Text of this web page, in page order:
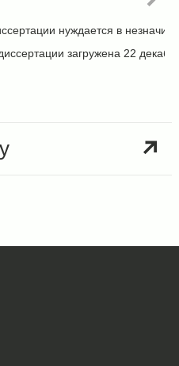
нуждается в
загружена 22